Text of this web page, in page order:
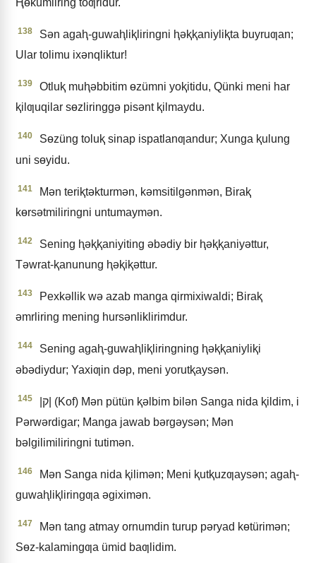
Ⱨɵkümliring toƣridur.
138
Sǝn agaⱨ-guwaⱨliⱪliringni ⱨǝⱪⱪaniyliⱪta buyruƣan;
Ular tolimu ixǝnqliktur!
139
Otluⱪ muⱨǝbbitim ɵzümni yoⱪitidu, Qünki meni har
ⱪilƣuqilar sɵzliringgǝ pisǝnt ⱪilmaydu.
140
Sɵzüng toluⱪ sinap ispatlanƣandur; Xunga ⱪulung
uni sɵyidu.
141
Mǝn teriⱪtǝkturmǝn, kǝmsitilgǝnmǝn, Biraⱪ
kɵrsǝtmiliringni untumaymǝn.
142
Sening ⱨǝⱪⱪaniyiting ǝbǝdiy bir ⱨǝⱪⱪaniyǝttur,
Tǝwrat-ⱪanunung ⱨǝⱪiⱪǝttur.
143
Pexkǝllik wǝ azab manga qirmixiwaldi; Biraⱪ
ǝmrliring mening hursǝnliklirimdur.
144
Sening agaⱨ-guwaⱨliⱪliringning ⱨǝⱪⱪaniyliⱪi
ǝbǝdiydur; Yaxiƣin dǝp, meni yorutⱪaysǝn.
145
Pǝrwǝrdigar; Manga jawab bǝrgǝysǝn; Mǝn
bǝlgilimiliringni tutimǝn.
146
Mǝn Sanga nida ⱪilimǝn; Meni ⱪutⱪuzƣaysǝn; agaⱨ-
guwaⱨliⱪliringƣa ǝgiximǝn.
147
Mǝn tang atmay ornumdin turup pǝryad kɵtürimǝn;
Sɵz-kalamingƣa ümid baƣlidim.